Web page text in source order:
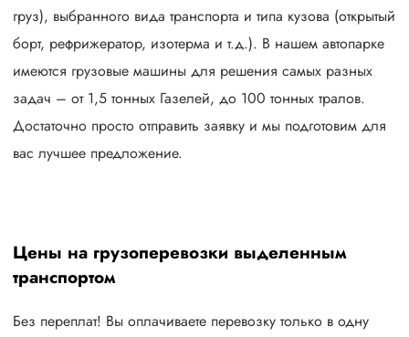
груз), выбранного вида транспорта и типа кузова (открытый
борт, рефрижератор, изотерма и т.д.). В нашем автопарке
имеются грузовые машины для решения самых разных
задач – от 1,5 тонных Газелей, до 100 тонных тралов.
Достаточно просто отправить заявку и мы подготовим для
вас лучшее предложение.
Цены на грузоперевозки выделенным
транспортом
Без переплат! Вы оплачиваете перевозку только в одну